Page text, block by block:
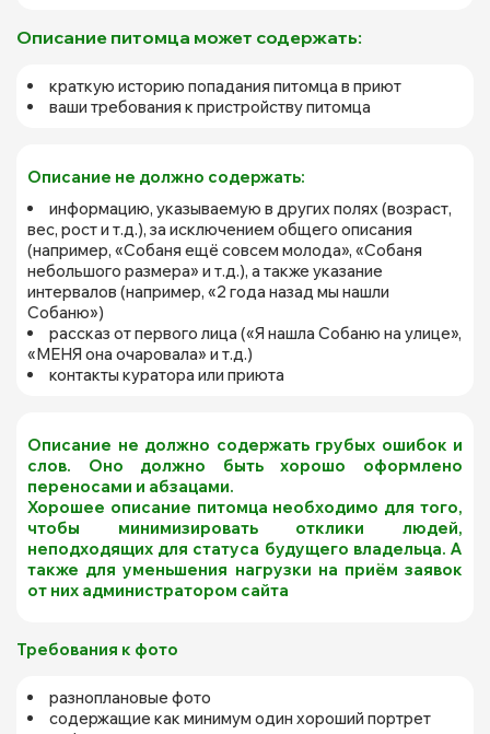
Описание питомца может содержать:
краткую историю попадания питомца в приют
ваши требования к пристройству питомца
Описание не должно содержать:
информацию, указываемую в других полях (возраст,
вес, рост и т.д.), за исключением общего описания
(например, «Собаня ещё совсем молода», «Собаня
небольшого размера» и т.д.), а также указание
интервалов (например, «2 года назад мы нашли
Собаню»)
рассказ от первого лица («Я нашла Собаню на улице»,
«МЕНЯ она очаровала» и т.д.)
контакты куратора или приюта
Описание не должно содержать грубых ошибок и
слов. Оно должно быть хорошо оформлено
переносами и абзацами.
Хорошее описание питомца необходимо для того,
чтобы минимизировать отклики людей,
неподходящих для статуса будущего владельца. А
также для уменьшения нагрузки на приём заявок
от них администратором сайта
Требования к фото
разноплановые фото
содержащие как минимум один хороший портрет